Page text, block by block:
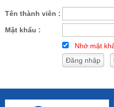
Tên thành viên :
Mật khẩu :
Nhớ mật
Đăng nhập